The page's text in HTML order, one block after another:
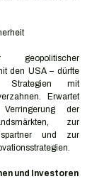
geopolitischer
den USA – dürfte
Strategien mit
Erwartet
der
zur
und zur
und Investoren